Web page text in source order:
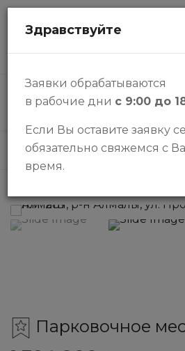
Каталог Паркинги
Парковочное
Здравствуйте
Заявки обрабатываются
в рабочие дни с 9:00 до
Если Вы оставите заявку
обязательно свяжемся с
время.